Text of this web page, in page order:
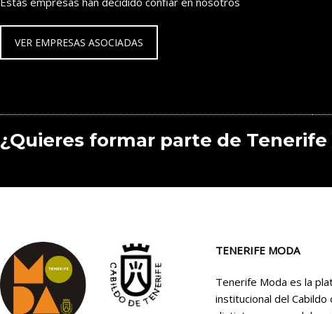
VER EMPRESAS ASOCIADAS
¿Quieres formar parte de Tenerife
TENERIFE MODA
Tenerife Moda es la
institucional del Cabildo